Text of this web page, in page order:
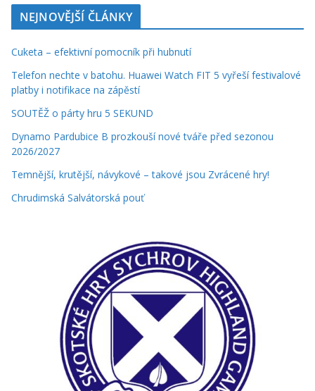
NEJNOVĚJŠÍ ČLÁNKY
Cuketa – efektivní pomocník při hubnutí
Telefon nechte v batohu. Huawei Watch FIT 5 vyřeší festivalové
platby i notifikace na zápěstí
SOUTĚŽ o párty hru 5 SEKUND
Dynamo Pardubice B prozkouší nové tváře před sezonou
2026/2027
Temnější, krutější, návykové – takové jsou Zvrácené hry!
Chrudimská Salvátorská pouť